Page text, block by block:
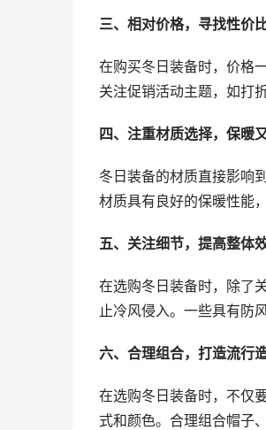
三、相对价格，寻找性价
在购买冬日装备时，价格
关注促销活动主题，如打
四、注重材质选择，保暖
冬日装备的材质直接影响
材质具有良好的保暖性能
五、关注细节，提高整体
在选购冬日装备时，除了
止冷风侵入。一些具有防
六、合理组合，打造流行
在选购冬日装备时，不仅
式和颜色。合理组合帽子